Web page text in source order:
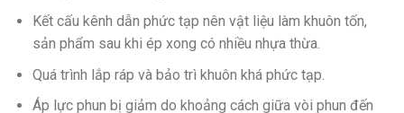
Kết cấu kênh dẫn phức tạp nên vật liệu làm khuôn tốn,
sản phẩm sau khi ép xong có nhiều nhựa thừa.
Quá trình lắp ráp và bảo trì khuôn khá phức tạp.
Áp lực phun bị giảm do khoảng cách giữa vòi phun đến